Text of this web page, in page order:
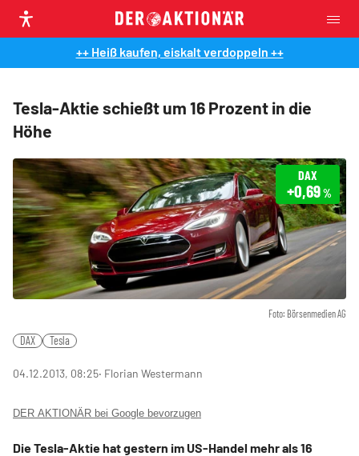
++ Heiß kaufen, eiskalt verdoppeln ++
Tesla-Aktie schießt um 16 Prozent in die
Höhe
Foto: Börsenmedien AG
DAX
+0,69%
DAX Tesla
04.12.2013, 08:25‧ Florian Westermann
DER AKTIONÄR bei Google bevorzugen
Die Tesla-Aktie hat gestern im US-Handel mehr als 16